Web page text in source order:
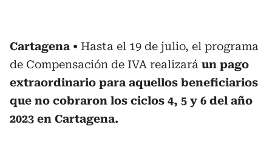
Cartagena
Hasta el 19 de julio, el programa
de Compensación de IVA realizará un pago
extraordinario para aquellos beneficiarios
que no cobraron los ciclos 4, 5 y 6 del año
2023 en Cartagena.